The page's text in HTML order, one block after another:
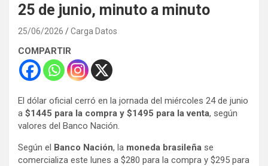
25 de junio, minuto a minuto
25/06/2026 Carga Datos
COMPARTIR
El dólar oficial cerró en la jornada del miércoles 24 de junio
a $1445 para la compra y $1495 para la venta, según
valores del Banco Nación.
Según el Banco Nación, la moneda brasileña se
comercializa este lunes a $280 para la compra y $295 para